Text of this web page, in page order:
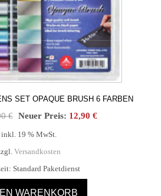
SET OPAQUE BRUSH 6 FARBEN
€ Ursprünglicher
15,90 €
Neuer Preis: 12,90 €Aktueller
inkl. 19 % MwSt.
Versandkosten
Standard Paketdienst
WARENKORB